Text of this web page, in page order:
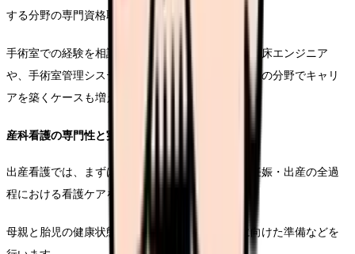
する分野の専門資格取得も可能です。
手術室での経験を相談して、医療機器メーカーの臨床エンジニア
や、手術室管理システムの開発など、医療機器関連の分野でキャリ
アを築くケースも増えています。
産科看護の専門性と実務
出産看護では、まずは分娩、産褥期のケアまで、妊娠・出産の全過
程における看護ケアを提供します。
母親と胎児の健康状態の確認、保健指導、出産に向けた準備などを